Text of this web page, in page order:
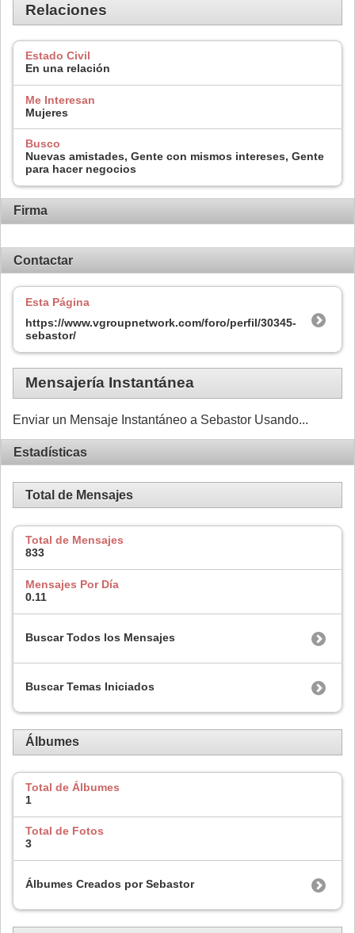
Relaciones
Estado Civil
En una relación
Me Interesan
Mujeres
Busco
Nuevas amistades, Gente con mismos intereses, Gente
para hacer negocios
Firma
Contactar
Esta Página
https://www.vgroupnetwork.com/foro/perfil/30345-
sebastor/
Mensajería Instantánea
Enviar un Mensaje Instantáneo a Sebastor Usando...
Estadísticas
Total de Mensajes
Total de Mensajes
833
Mensajes Por Día
0.11
Buscar Todos los Mensajes
Buscar Temas Iniciados
Álbumes
Total de Álbumes
1
Total de Fotos
3
Álbumes Creados por Sebastor